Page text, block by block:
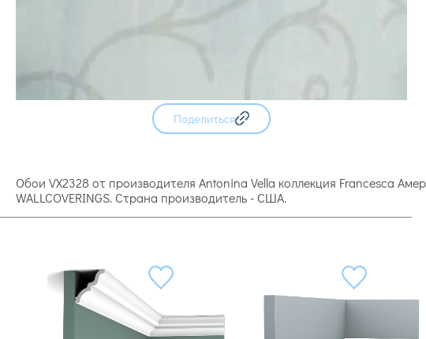
Поделиться
Обои VX2328 от производителя Antonina Vella коллекция Francesca
WALLCOVERINGS. Страна производитель - США.